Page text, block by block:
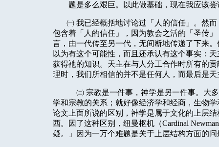
题是多么艰巨。以此做基础，现在我应该
㈠ 我已经概括地讨论过「人的信任」。然
包含着「人的信任」，因为教会之活的「圣传
言，由一代传至另一代，无间断地传递了下来
以为有这个可能性，而且还承认有这个事实：
获得衪的知识。天主在与人分工合作时所有的
理时，我们所相信的并不是任何人，而最后是天
㈡ 宗教是一件事，神学是另一件事。大
学和宗教的关系；就好像经济学和经商，生物
论文上面所说的区别，神学是属于文化的上层
西。因了这种区别，纽曼枢机（Cardinal Newman
疑。」因为一万个难题是关于上层结构方面的